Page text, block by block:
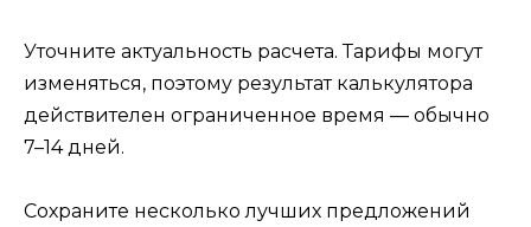
Уточните актуальность расчета. Тарифы могут
изменяться, поэтому результат калькулятора
действителен ограниченное время — обычно
7–14 дней.
Сохраните несколько лучших предложений